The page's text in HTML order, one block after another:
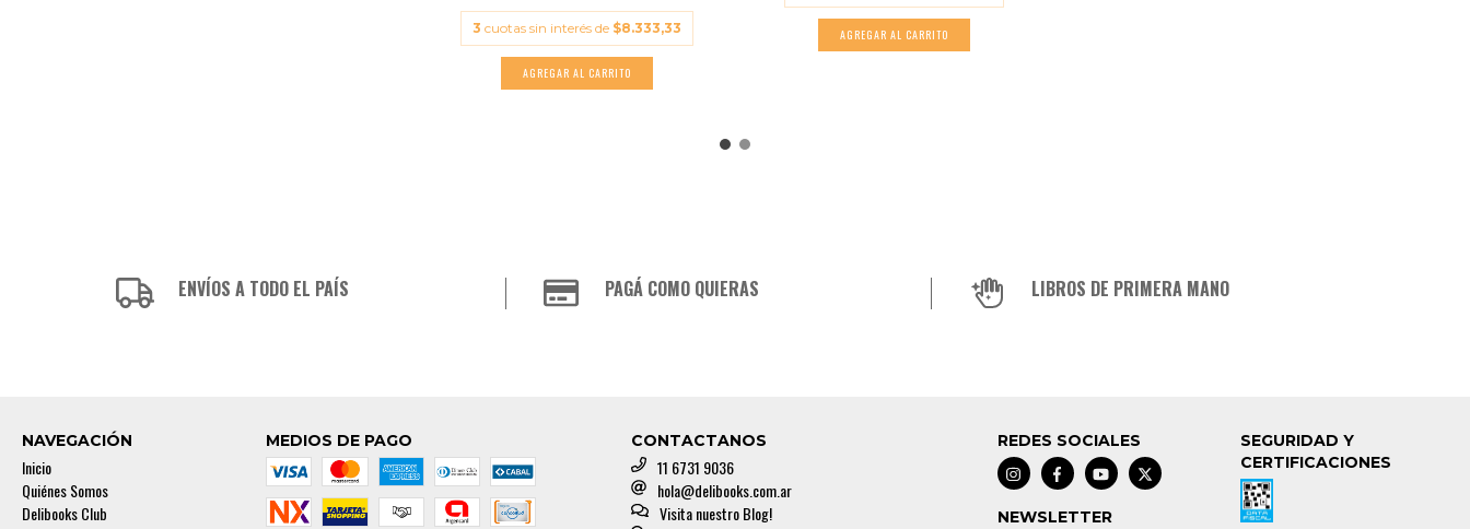
3 cuotas sin interés de $8.333,33
ENVÍOS A TODO EL PAÍS PAGÁ COMO QUIERAS LIBROS DE PRIMERA MANO
NAVEGACIÓN
Inicio
Quiénes Somos
Delibooks Club
MEDIOS DE PAGO CONTACTANOS
11 6731 9036
hola@delibooks.com.ar
Visita nuestro Blog!
REDES SOCIALES
NEWSLETTER
SEGURIDAD Y
CERTIFICACIONES